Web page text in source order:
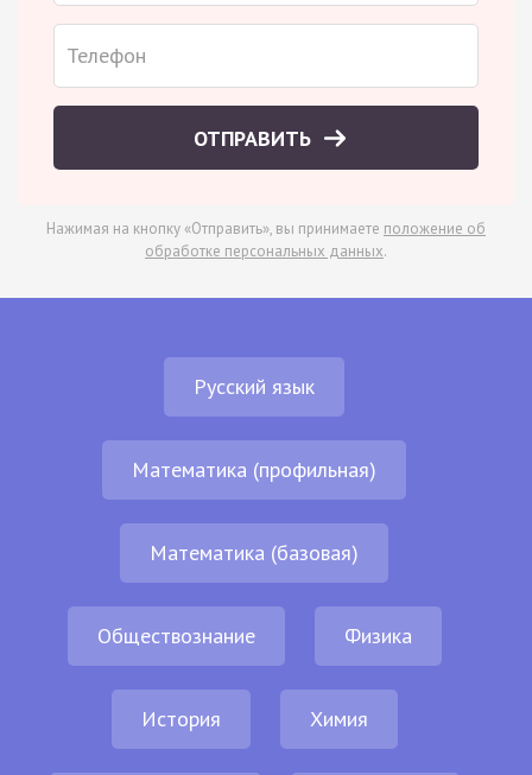
ОТПРАВИТЬ
Нажимая на кнопку «Отправить», вы принимаете положение об
обработке персональных данных.
Русский язык
Математика (профильная)
Математика (базовая)
Обществознание Физика
История Химия